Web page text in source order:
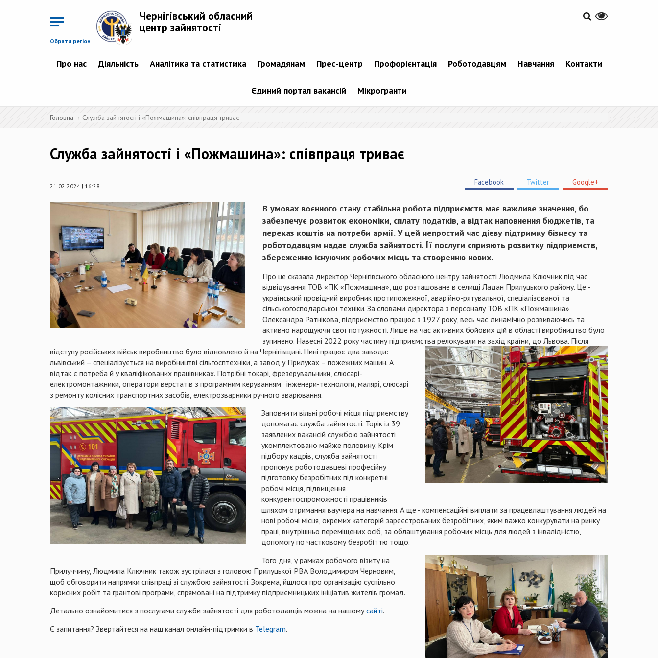
Обрати регіон
Чернігівський обласний
центр зайнятості
Про нас Діяльність Аналітика та статистика Громадянам Прес-центр Профорієнтація Роботодавцям Навчання Контакти
Єдиний портал вакансій Мікрогранти
Головна Служба зайнятості і «Пожмашина»: співпраця триває
Служба зайнятості і «Пожмашина»: співпраця триває
21.02.2024 | 16:28 Facebook Twitter Google+
В умовах воєнного стану стабільна робота підприємств має важливе значення, бо
забезпечує розвиток економіки, сплату податків, а відтак наповнення бюджетів, та
переказ коштів на потреби армії. У цей непростий час дієву підтримку бізнесу та
роботодавцям надає служба зайнятості. Її послуги сприяють розвитку підприємств,
збереженню існуючих робочих місць та створенню нових.
Про це сказала директор Чернігівського обласного центру зайнятості Людмила Ключник під час
відвідування ТОВ «ПК «Пожмашина», що розташоване в селищі Ладан Прилуцького району. Це -
український провідний виробник протипожежної, аварійно-рятувальної, спеціалізованої та
сільськогосподарської техніки. За словами директора з персоналу ТОВ «ПК «Пожмашина»
Олександра Ратнікова, підприємство працює з 1927 року, весь час динамічно розвиваючись та
активно нарощуючи свої потужності. Лише на час активних бойових дій в області виробництво було
зупинено. Навесні 2022 року частину підприємства релокували на захід країни, до Львова. Після
відступу російських військ виробництво було відновлено й на Чернігівщині. Нині працює два заводи:
львівський – спеціалізується на виробництві сільгосптехніки, а завод у Прилуках – пожежних машин. А
відтак є потреба й у кваліфікованих працівниках. Потрібні токарі, фрезерувальники, слюсарі-
електромонтажники, оператори верстатів з програмним керуванням, інженери-технологи, малярі, слюсарі
з ремонту колісних транспортних засобів, електрозварники ручного зварювання.
Заповнити вільні робочі місця підприємству
допомагає служба зайнятості. Торік із 39
заявлених вакансій службою зайнятості
укомплектовано майже половину. Крім
підбору кадрів, служба зайнятості
пропонує роботодавцеві професійну
підготовку безробітних під конкретні
робочі місця, підвищення
конкурентоспроможності працівників
шляхом отримання ваучера на навчання. А ще - компенсаційні виплати за працевлаштування людей на
нові робочі місця, окремих категорій зареєстрованих безробітних, яким важко конкурувати на ринку
праці, внутрішньо переміщених осіб, за облаштування робочих місць для людей з інвалідністю,
допомогу по частковому безробіттю тощо.
Того дня, у рамках робочого візиту на
Прилуччину, Людмила Ключник також зустрілася з головою Прилуцької РВА Володимиром Черновим,
щоб обговорити напрямки співпраці зі службою зайнятості. Зокрема, йшлося про організацію суспільно
корисних робіт та грантові програми, спрямовані на підтримку підприємницьких ініціатив жителів громад.
Детально ознайомитися з послугами служби зайнятості для роботодавців можна на нашомусайті.
Є запитання? Звертайтеся на наш канал онлайн-підтримки в Telegram.